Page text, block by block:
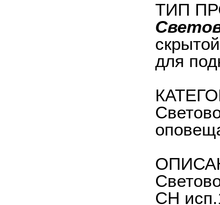
ТИП
для
СН